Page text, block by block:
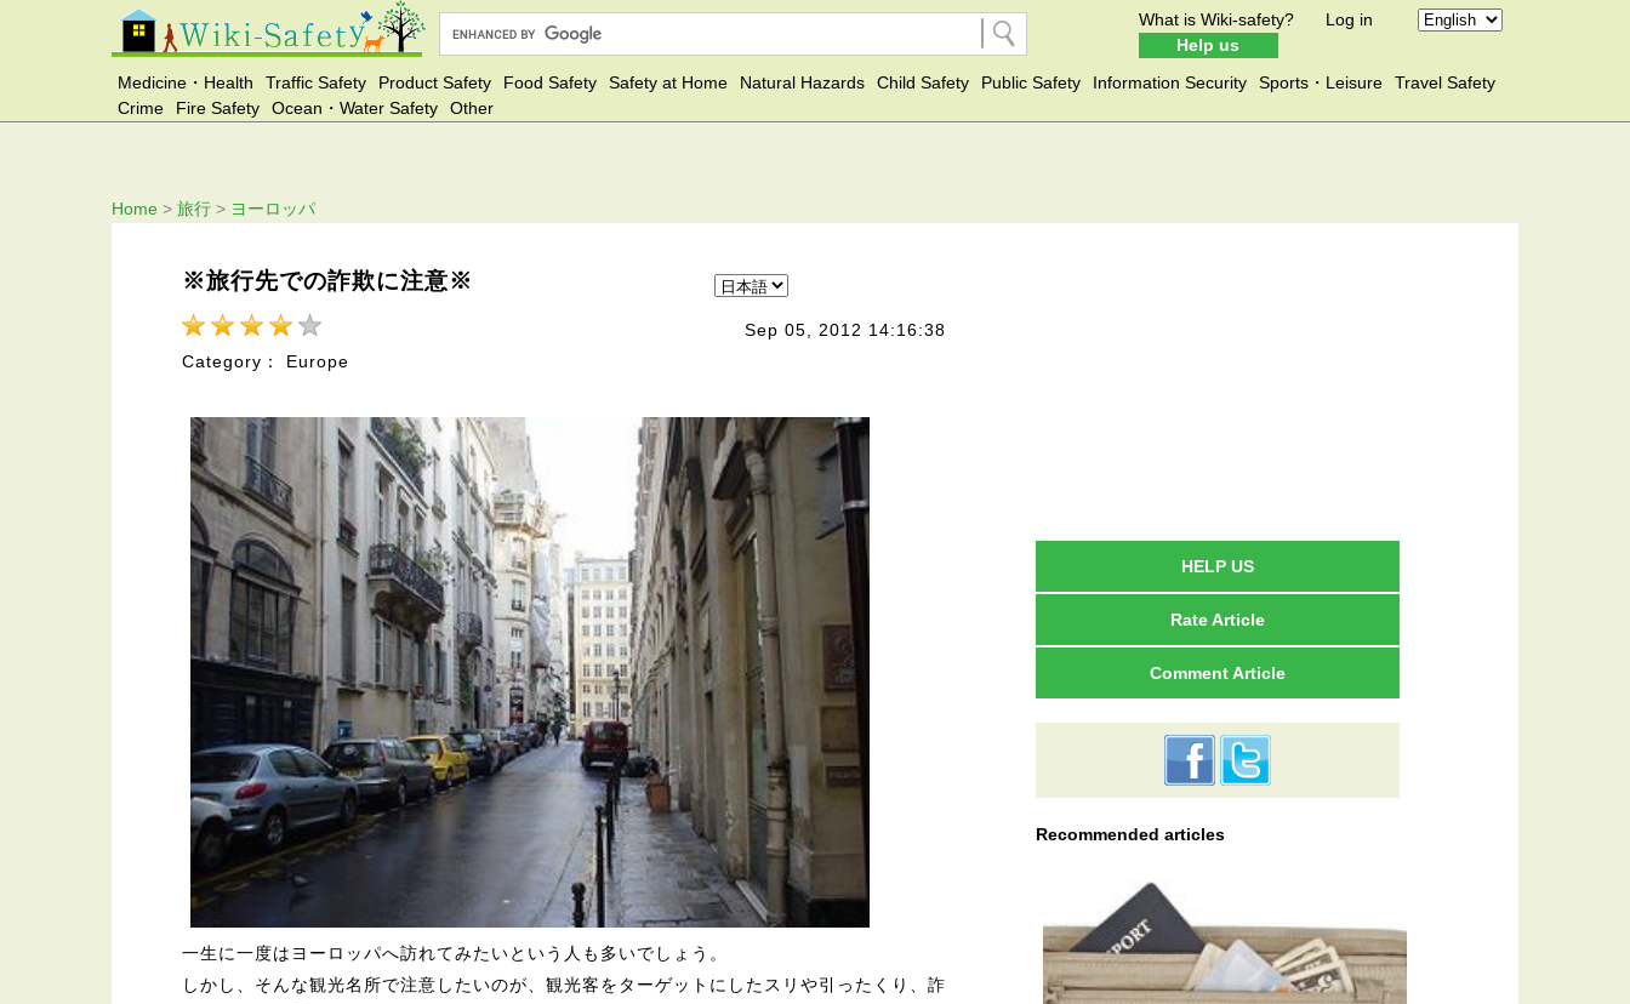
What is Wiki-safety?
Help us
Log in
Medicine・Health Traffic Safety Product Safety Food Safety Safety at Home Natural Hazards Child Safety Public Safety Information Security Sports・Leisure
Travel Safety
Crime
Fire Safety Ocean・Water Safety Other
Home > 旅行 > ヨーロッパ
※旅行先での詐欺に注意※
Sep 05, 2012 14:16:38
Category： Europe
一生に一度はヨーロッパへ訪れてみたいという人も多いでしょう。
しかし、そんな観光名所で注意したいのが、観光客をターゲットにしたスリや引ったくり、詐
HELP US
Rate Article
Comment Article
Recommended articles